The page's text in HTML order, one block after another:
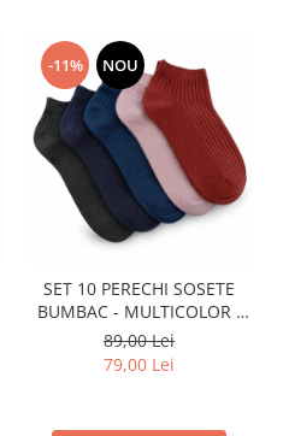
-11% NOU
SET 10 PERECHI SOSETE
BUMBAC - MULTICOLOR -
BARBATI
89,00 Lei
79,00 Lei